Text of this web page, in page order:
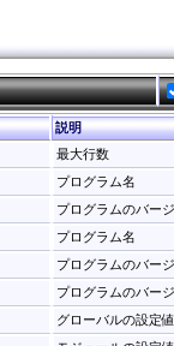
説明
最大行数
プログラム名
プログラムのバー
プログラム名
プログラムのバー
プログラムのバー
グローバルの設定値